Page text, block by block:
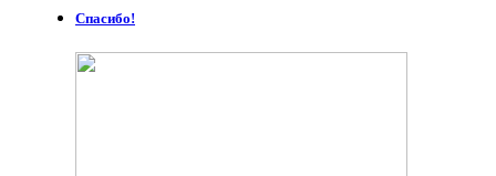
Спасибо!